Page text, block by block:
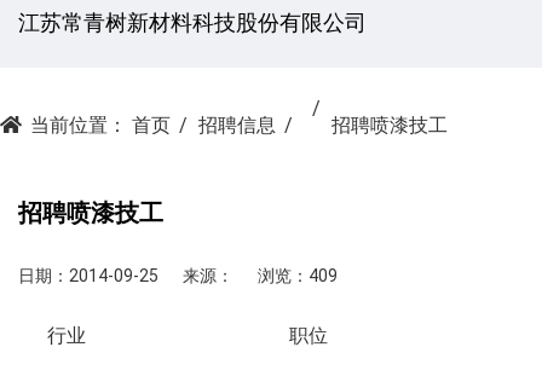
江苏常青树新材料科技股份有限公司
当前位置： 首页 招聘信息 招聘喷漆技工
招聘喷漆技工
日期：2014-09-25 来源： 浏览：409
行业 职位